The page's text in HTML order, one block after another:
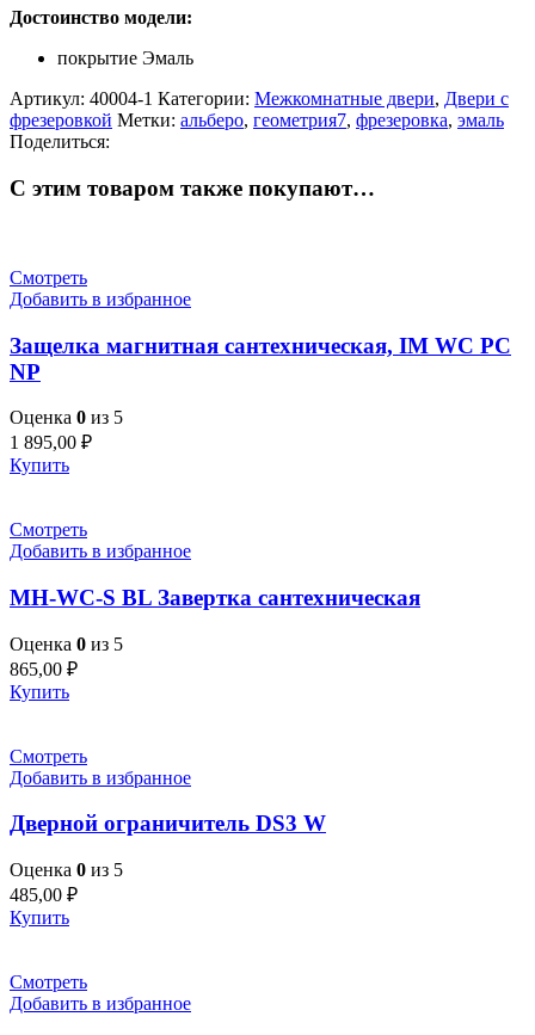
Достоинство модели:
покрытие Эмаль
Артикул: 40004-1 Категории: Межкомнатные двери, Двери с
фрезеровкой Метки: альберо, геометрия7, фрезеровка, эмаль
Поделиться:
С этим товаром также покупают…
Смотреть
Добавить в избранное
Защелка магнитная сантехническая, IM WC PC
NP
Оценка 0 из 5
1 895,00 ₽
Купить
Смотреть
Добавить в избранное
MH-WC-S BL Завертка сантехническая
Оценка 0 из 5
865,00 ₽
Купить
Смотреть
Добавить в избранное
Дверной ограничитель DS3 W
Оценка 0 из 5
485,00 ₽
Купить
Смотреть
Добавить в избранное